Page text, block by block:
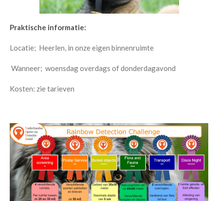
Praktische informatie:
Locatie; Heerlen, in onze eigen binnenruimte
Wanneer; woensdag overdags of donderdagavond
Kosten: zie tarieven